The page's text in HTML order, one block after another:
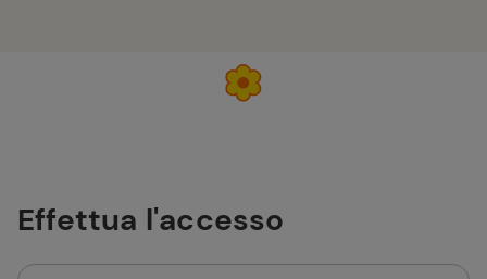
Effettua l'accesso